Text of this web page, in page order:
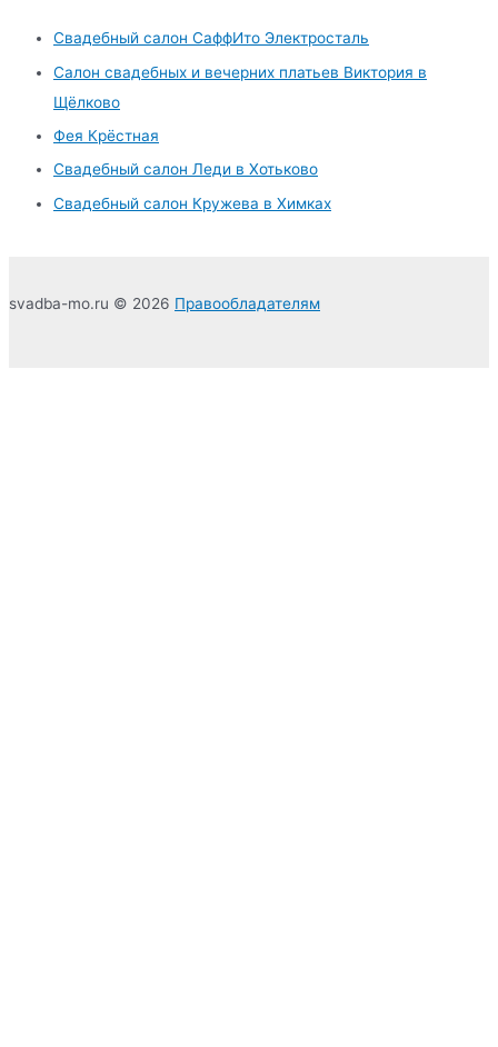
Свадебный салон СаффИто Электросталь
Салон свадебных и вечерних платьев Виктория в
Щёлково
Фея Крёстная
Свадебный салон Леди в Хотьково
Свадебный салон Кружева в Химках
svadba-mo.ru © 2026 Правообладателям